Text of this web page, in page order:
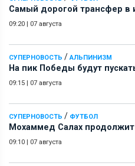
Самый дорогой трансфер в
09:20 | 07 августа
СУПЕРНОВОСТЬ / АЛЬПИНИЗМ
На пик Победы будут
09:15 | 07 августа
СУПЕРНОВОСТЬ / ФУТБОЛ
Мохаммед Салах продолжит
09:10 | 07 августа